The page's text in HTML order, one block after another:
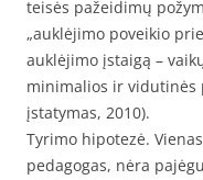
teisės pažeidimų
„auklėjimo poveikio
auklėjimo įstaigą –
minimalios ir vidutinės
įstatymas, 2010).
Tyrimo hipotezė.
pedagogas, nėra